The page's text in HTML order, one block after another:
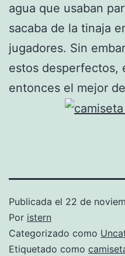
agua que usaban
sacaba de la tinaja
jugadores. Sin
estos desperfectos,
entonces el mejor
Publicada el 22 de
Por istern
Categorizado como
Etiquetado como